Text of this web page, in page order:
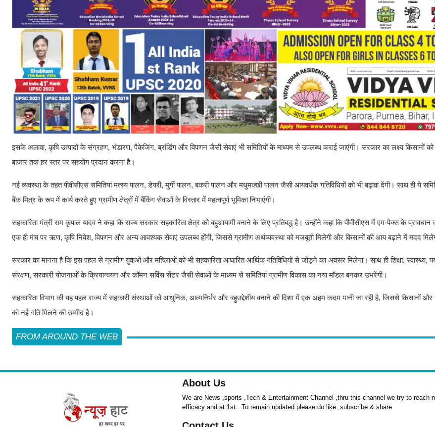
इसके अलावा, कृषि उत्पादों के संग्रहण, भंडारण, पैकेजिंग, ब्रांडिंग और विपणन जैसी सेवाएं भी समितियों के माध्यम से उपलब्ध कराई जाएंगी। सरकार का लक्ष्य किसानों
बाजार तक हर स्तर पर सहयोग प्रदान करना है।
नई व्यवस्था के तहत पीवीसीएस समितियां मत्स्य पालन, डेयरी, मुर्गी पालन, बकरी पालन और मधुमक्खी पालन जैसी आयवर्धक गतिविधियों को भी बढ़ावा देंगी। साथ ही ये
बैंक मित्र के रूप में कार्य करते हुए ग्रामीण क्षेत्रों में बैंकिंग सेवाओं के विस्तार में महत्वपूर्ण भूमिका निभाएंगी।
सहकारिता मंत्री राम कृपाल यादव ने कहा कि राज्य सरकार सहकारिता क्षेत्र को बहुआयामी बनाने के लिए प्रतिबद्ध है। उन्होंने कहा कि पीवीसीएस में एम-पैक्स के
एक ही मंच पर ऋण, कृषि निवेश, विपणन और अन्य आवश्यक सेवाएं उपलब्ध होंगी, जिससे ग्रामीण अर्थव्यवस्था को मजबूती मिलेगी और किसानों की आय बढ़ाने में मदद
सरकार का मानना है कि इस पहल से ग्रामीण युवाओं और महिलाओं को भी सहकारिता आधारित आर्थिक गतिविधियों से जोड़ने का अवसर मिलेगा। साथ ही शिक्षा, स्वास्थ्य,
संरक्षण, सरकारी योजनाओं के क्रियान्वयन और कॉमन सर्विस सेंटर जैसी सेवाओं के माध्यम से समितियां ग्रामीण विकास का नया मॉडल बनकर उभरेंगी।
सहकारिता विभाग की यह पहल राज्य में सहकारी संस्थाओं को आधुनिक, आत्मनिर्भर और बहुउद्देशीय बनाने की दिशा में एक अहम कदम मानी जा रही है, जिससे किसानों और
को नई गति मिलने की उम्मीद है।
FROM AROUND THE WEB
About Us
We are News ,sports ,Tech & Entertainment Channel ,thru this channel we try to reach
efficacy and at 1st . To remain updated please do like ,subscribe & share